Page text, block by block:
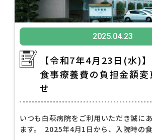
2025.04.23
【令和7年4月23日(水)
食事療養費の負担金額変
せ
いつも白萩病院をご利用いただき誠に
ます。 2025年4月1日から、入院時の